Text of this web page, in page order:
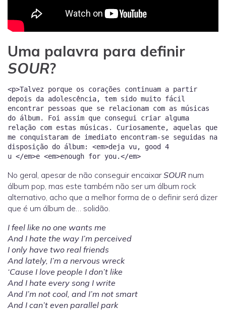
Uma palavra para definir
SOUR?
<p>Talvez porque os corações continuam a partir
depois da adolescência, tem sido muito fácil
encontrar pessoas que se relacionam com as músicas
do álbum. Foi assim que consegui criar alguma
relação com estas músicas. Curiosamente, aquelas que
me conquistaram de imediato encontram-se seguidas na
disposição do álbum: <em>deja vu, good 4
No geral, apesar de não conseguir encaixarSOUR num
álbum pop, mas este também não ser um álbum rock
alternativo, acho que a melhor forma de o definir será dizer
que é um álbum de… solidão.
I feel like no one wants me
And I hate the way I’m perceived
I only have two real friends
And lately, I’m a nervous wreck
‘Cause I love people I don’t like
And I hate every song I write
And I’m not cool, and I’m not smart
And I can’t even parallel park